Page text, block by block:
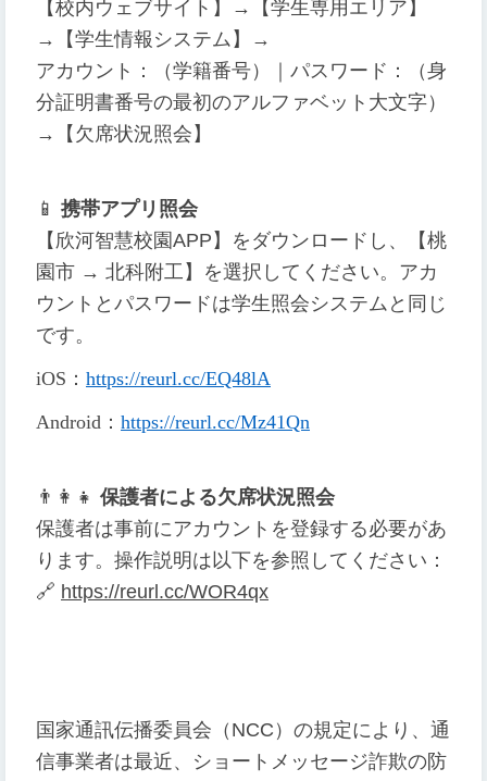
【校内ウェブサイト】→【学生専用エリア】
→【学生情報システム】→
アカウント：（学籍番号）｜パスワード：（身
分証明書番号の最初のアルファベット大文字）
→【欠席状況照会】
📱 携帯アプリ照会
【欣河智慧校園APP】をダウンロードし、【桃
園市 → 北科附工】を選択してください。アカ
ウントとパスワードは学生照会システムと同じ
です。
iOS ： https://reurl.cc/EQ48lA
Android ： https://reurl.cc/Mz41Qn
👨 👩 👧 保護者による欠席状況照会
保護者は事前にアカウントを登録する必要があ
ります。操作説明は以下を参照してください：
🔗 https://reurl.cc/WOR4qx
国家通訊伝播委員会（NCC）の規定により、通
信事業者は最近、ショートメッセージ詐欺の防